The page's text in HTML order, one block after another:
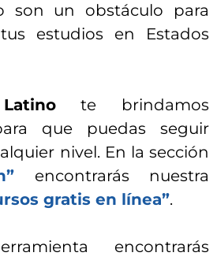
son un obstáculo para
estudios en Estados
te brindamos
que puedas seguir
nivel. En la sección
encontrarás nuestra
gratis en línea”.
encontrarás